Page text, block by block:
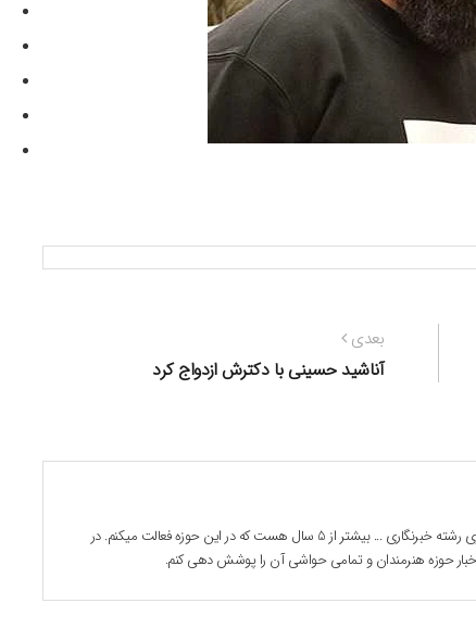
بعدی
بعدی:
آناشید حسینی با دکترش ازدواج کرد
بابک جوادی هستم . 28 ساله دانشجوی رشته خبرنگاری ... بیشتر از 5 سال هست که در این حوزه فعالت میکنم. در
اخبار حوزه هنرمندان و تمامی حواشی آن را پوشش دهی کنم.